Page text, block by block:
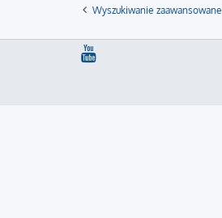
Wyszukiwanie zaawansowane